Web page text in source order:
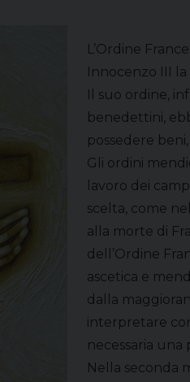
L’Ordine
Innocenzo III
Il suo ordine,
benedettini,
possedere
Gli ordini
lavoro dei
scelta, come
alla morte di
dell’Ordine
ascetica e
dalla
interpretare
necessaria
Nella seconda